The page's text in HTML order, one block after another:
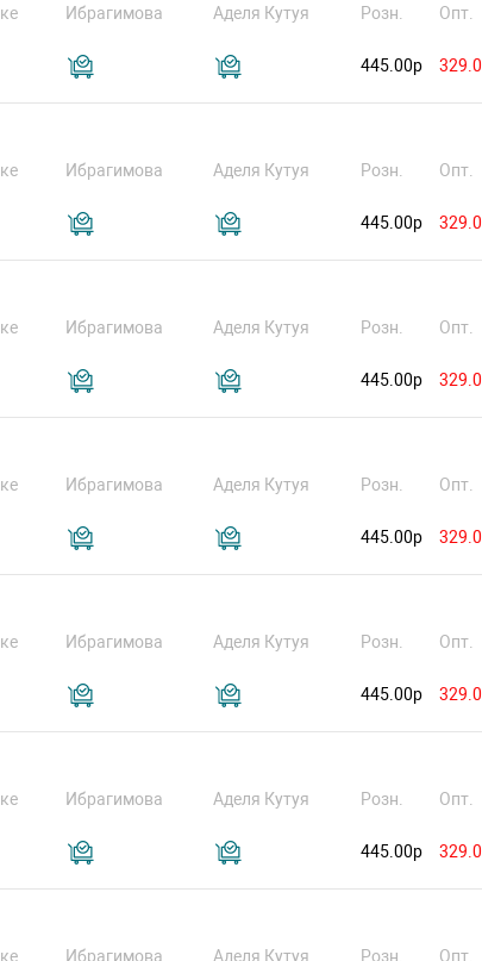
Ибрагимова Аделя Кутуя Розн. Опт.
445.00р
Ибрагимова Аделя Кутуя Розн. Опт.
445.00р
Ибрагимова Аделя Кутуя Розн. Опт.
445.00р
Ибрагимова Аделя Кутуя Розн. Опт.
445.00р
Ибрагимова Аделя Кутуя Розн. Опт.
445.00р
Ибрагимова Аделя Кутуя Розн. Опт.
445.00р
Ибрагимова Аделя Кутуя Розн. Опт.